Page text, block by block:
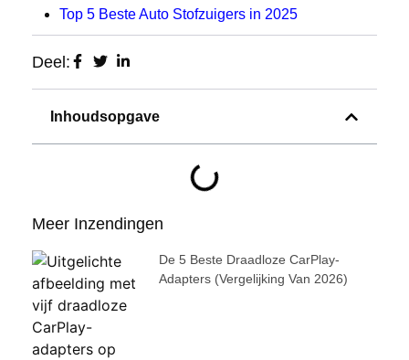
Top 5 Beste Auto Stofzuigers in 2025
Deel:
Inhoudsopgave
Meer Inzendingen
De 5 Beste Draadloze CarPlay-
Adapters (vergelijking Van 2026)